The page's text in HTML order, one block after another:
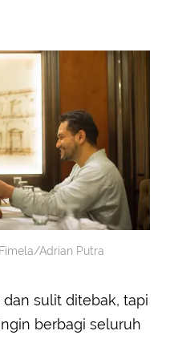
Adrian Putra
sulit ditebak, tapi
berbagi seluruh